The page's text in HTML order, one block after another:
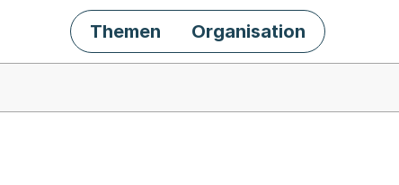
Themen Organisation